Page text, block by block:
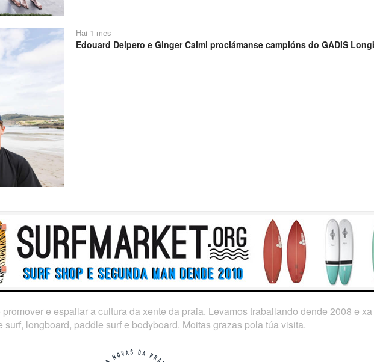
Hai 1 mes
Edouard Delpero e Ginger Caimi proclámanse campións do GADIS
e espallar a cultura da xente da praia. Levamos traballando dende 2008 e
surf, longboard, paddle surf e bodyboard. Moitas grazas pola túa visita.